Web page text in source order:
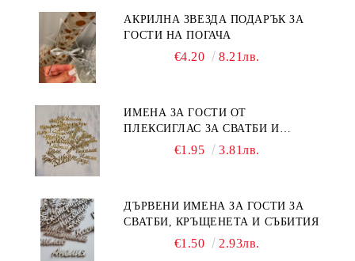
АКРИЛНА ЗВЕЗДА ПОДАРЪК ЗА
ГОСТИ НА ПОГАЧА
€4.20 8.21лв.
ИМЕНА ЗА ГОСТИ ОТ
ПЛЕКСИГЛАС ЗА СВАТБИ И
СЪБИТИЯ€1.95 3.81лв.
ДЪРВЕНИ ИМЕНА ЗА ГОСТИ ЗА
СВАТБИ, КРЪЩЕНЕТА И СЪБИТИЯ
€1.50 2.93лв.